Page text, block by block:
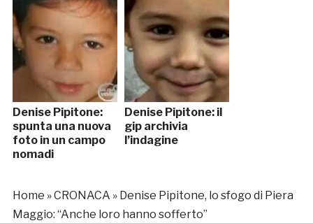
Denise Pipitone:
spunta una nuova
foto in un campo
nomadi
Denise Pipitone: il
gip archivia
l’indagine
Home »CRONACA » Denise Pipitone, lo sfogo di Piera
Maggio: “Anche loro hanno sofferto”